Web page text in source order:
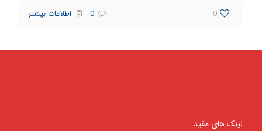
0
0 اطلاعات بیشتر
لینک های مفید